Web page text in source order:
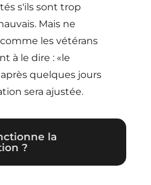
s'ils sont trop
Mais ne
les vétérans
à le dire : «le
quelques jours
sera ajustée.
la
?